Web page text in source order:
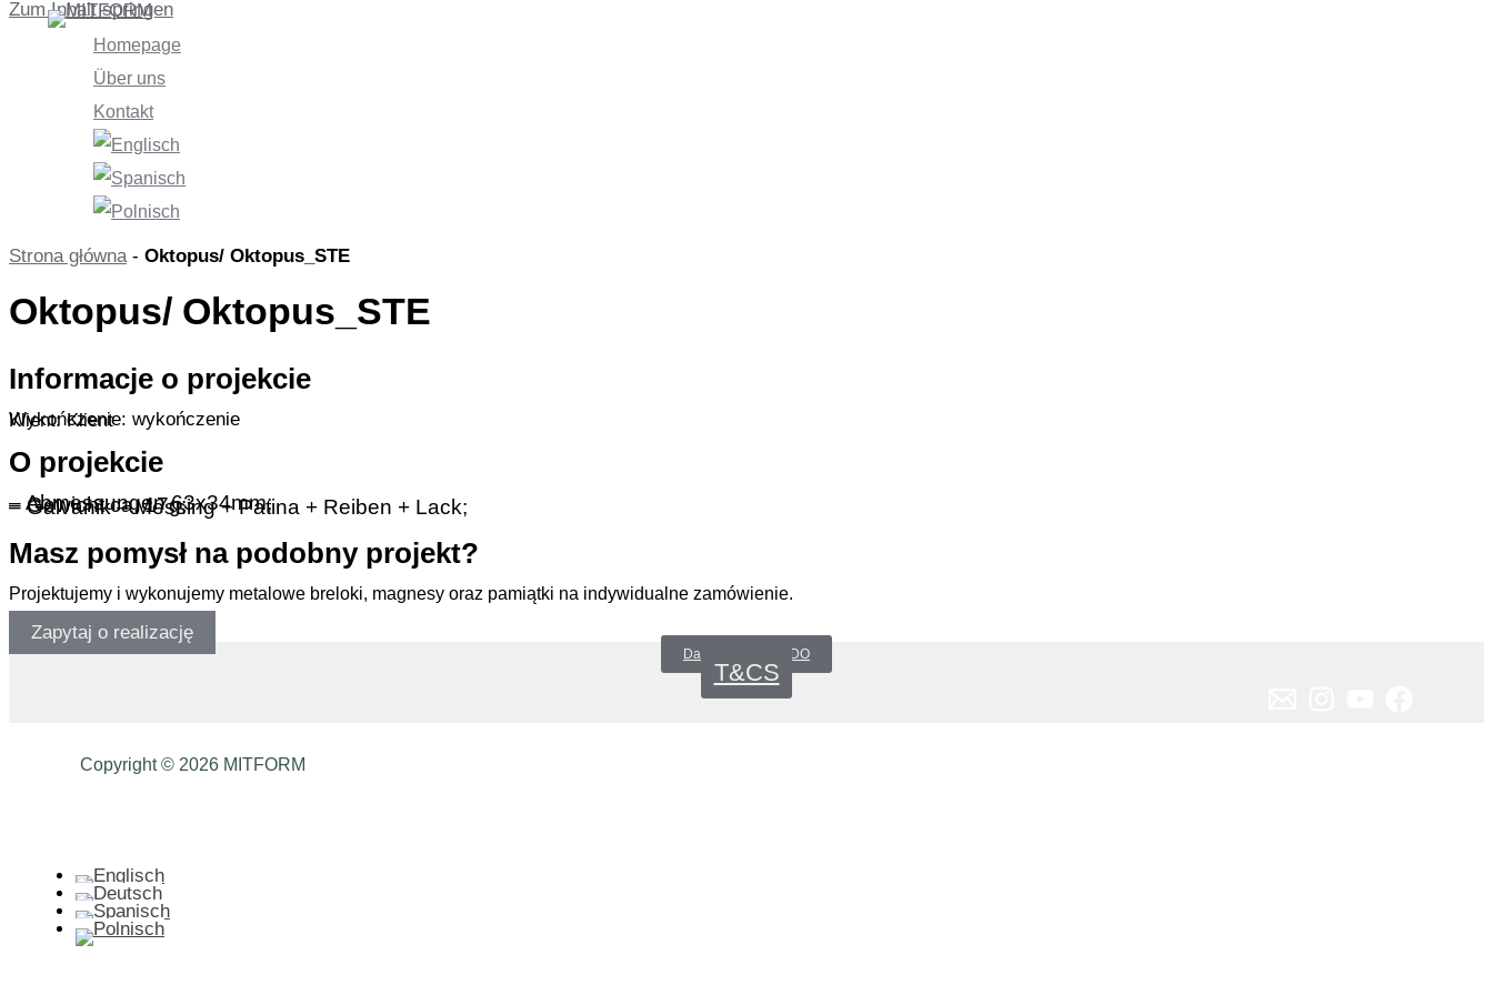
Zum Inhalt springen
Homepage
Über uns
Kontakt
Strona główna- Oktopus/ Oktopus_STE
Oktopus/ Oktopus_STE
Informacje o projekcie
Wykończenie: wykończenie
Klient: Klient
O projekcie
– Abmessungen 63x34mm;
– Gewicht ca. 17g;
– Galvanik – Messing + Patina + Reiben + Lack;
Masz pomysł na podobny projekt?
Projektujemy i wykonujemy metalowe breloki, magnesy oraz pamiątki na indywidualne zamówienie.
Zapytaj o realizację
Datenschutz _RODO
T&CS
Copyright © 2026 MITFORM